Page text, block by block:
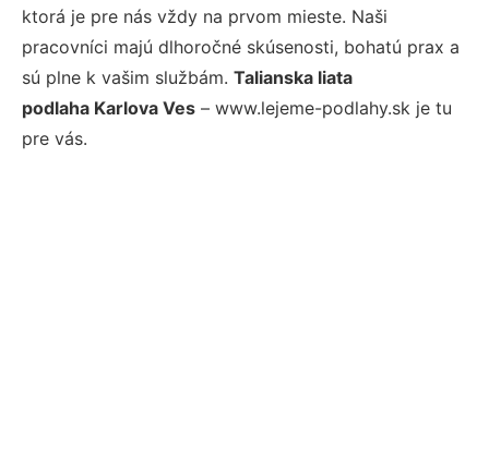
ktorá je pre nás vždy na prvom mieste. Naši
pracovníci majú dlhoročné skúsenosti, bohatú prax a
sú plne k vašim službám. Talianska liata
podlaha Karlova Ves – www.lejeme-podlahy.sk je tu
pre vás.